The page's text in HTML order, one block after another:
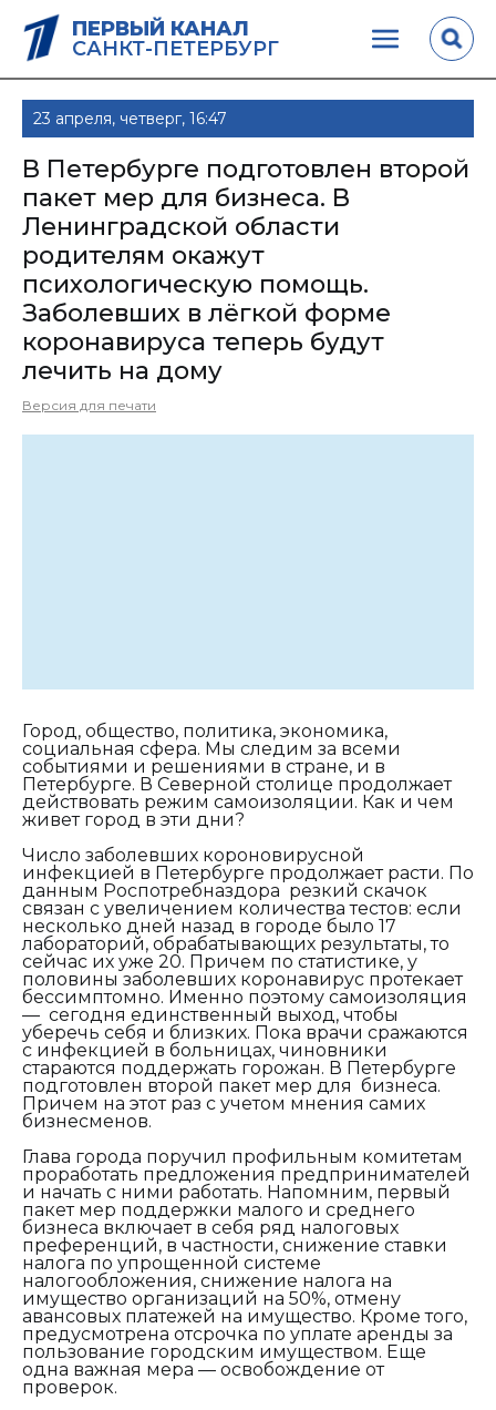
ПЕРВЫЙ КАНАЛ
САНКТ-ПЕТЕРБУРГ
23 апреля, четверг, 16:47
В Петербурге подготовлен второй
пакет мер для бизнеса. В
Ленинградской области
родителям окажут
психологическую помощь.
Заболевших в лёгкой форме
коронавируса теперь будут
лечить на дому
Версия для печати
Город, общество, политика, экономика,
социальная сфера. Мы следим за всеми
событиями и решениями в стране, и в
Петербурге. В Северной столице продолжает
действовать режим самоизоляции. Как и чем
живет город в эти дни?
Число заболевших короновирусной
инфекцией в Петербурге продолжает расти. По
данным Роспотребназдора резкий скачок
связан с увеличением количества тестов: если
несколько дней назад в городе было 17
лабораторий, обрабатывающих результаты, то
сейчас их уже 20. Причем по статистике, у
половины заболевших коронавирус протекает
бессимптомно. Именно поэтому самоизоляция
— сегодня единственный выход, чтобы
уберечь себя и близких. Пока врачи сражаются
с инфекцией в больницах, чиновники
стараются поддержать горожан. В Петербурге
подготовлен второй пакет мер для бизнеса.
Причем на этот раз с учетом мнения самих
бизнесменов.
Глава города поручил профильным комитетам
проработать предложения предпринимателей
и начать с ними работать. Напомним, первый
пакет мер поддержки малого и среднего
бизнеса включает в себя ряд налоговых
преференций, в частности, снижение ставки
налога по упрощенной системе
налогообложения, снижение налога на
имущество организаций на 50%, отмену
авансовых платежей на имущество. Кроме того,
предусмотрена отсрочка по уплате аренды за
пользование городским имуществом. Еще
одна важная мера — освобождение от
проверок.